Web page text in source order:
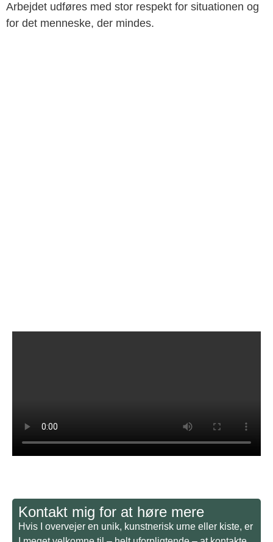
Arbejdet udføres med stor respekt for situationen og
for det menneske, der mindes.
Kontakt mig for at høre mere
Hvis I overvejer en unik, kunstnerisk urne eller kiste, er